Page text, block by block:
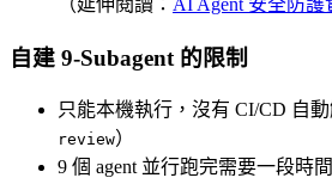
（延伸閱讀： AI Agent 安全防護
自建 9-Subagent 的限制
只能本機執行，沒有 CI/CD 自
review）
9 個 agent 並行跑完需要一段時